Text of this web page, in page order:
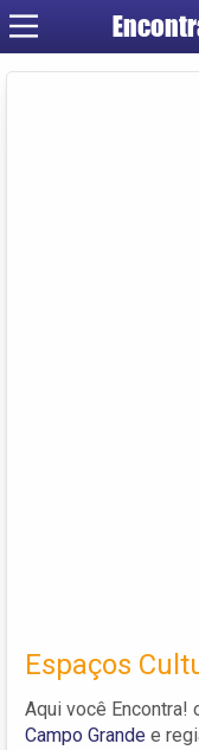
Espaços
Aqui você Encontra!
Campo Grande e